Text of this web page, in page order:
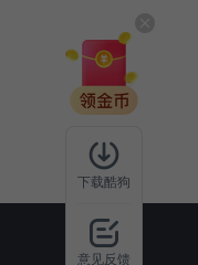
下载酷狗
意见反馈